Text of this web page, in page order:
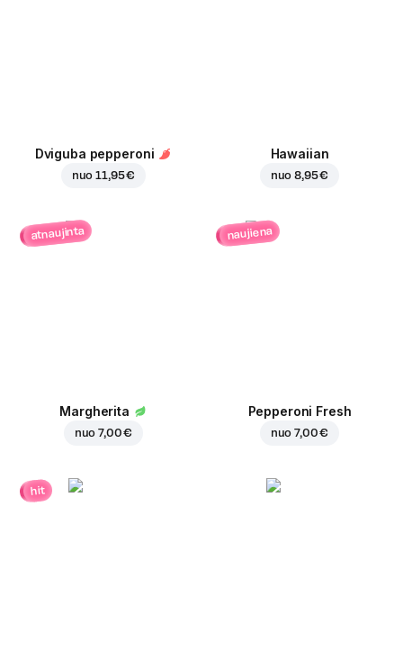
Dviguba pepperoni
nuo11,95 €
Hawaiian
nuo8,95 €
atnaujinta
Margherita
nuo7,00 €
naujiena
Pepperoni Fresh
nuo7,00 €
hit